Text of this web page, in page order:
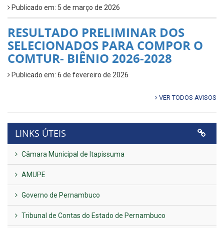
Publicado em: 5 de março de 2026
RESULTADO PRELIMINAR DOS
SELECIONADOS PARA COMPOR O
COMTUR- BIÊNIO 2026-2028
Publicado em: 6 de fevereiro de 2026
VER TODOS AVISOS
LINKS ÚTEIS
Câmara Municipal de Itapissuma
AMUPE
Governo de Pernambuco
Tribunal de Contas do Estado de Pernambuco